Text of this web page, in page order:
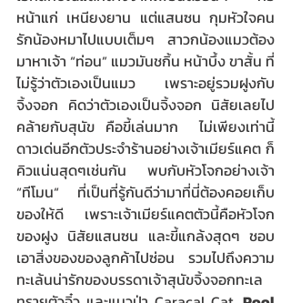
หน้าแก่ เหนียงยาน แต่แสนซน กุมหัวใจคน
รักน้องหมาไปแบบเต็มๆ สาวกน้องแมวต้อง
มาหาเจ้า “ท่อน” แมวมันชกิ้น หน้าบึ้ง ขาสั้น ที่
ไม่รู้ว่าตัวเองเป็นแมว เพราะอยู่รวมฝูงกับ
จิ้งจอก คิดว่าตัวเองเป็นจิ้งจอก นิสัยเลยไป
คล้ายกับสุนัข คือขี้เล่นมาก  ไม่เพียงเท่านี้
ดาวเด่นอีกตัวประจำร้านอย่างเจ้าเมียร์แคต ก็
คิวแน่นสุดๆเช่นกัน พบกับหัวโจกอย่างเจ้า
“ทีโมน“ ที่เป็นที่รู้กันดีว่ามาที่นี่ต้องคอยเก็บ
ของให้ดี เพราะเจ้าเมียร์แคตตัวนี้คือหัวโจก
ของฝูง นิสัยแสนซน และขี้แกล้งสุดๆ ชอบ
เอาสิ่งของของลูกค้าไปซ่อน รวมไปถึงความ
ทะเล้นน่ารักของบรรดาเจ้าสุนัขจิ้งจอกทะเล